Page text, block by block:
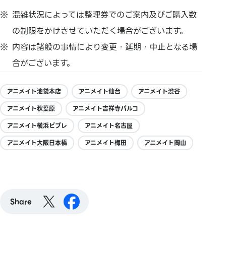
混雑状況によっては整理券でのご案内及びご購入数
の制限をかけさせていただく場合がございます。
内容は諸般の事情により変更・延期・中止となる場
合がございます。
アニメイト池袋本店 アニメイト仙台
アニメイト渋谷
アニメイト秋葉原
アニメイト吉祥寺パルコ
アニメイト横浜ビブレ
アニメイト名古屋
アニメイト大阪日本橋
アニメイト梅田 アニメイト岡山
Share